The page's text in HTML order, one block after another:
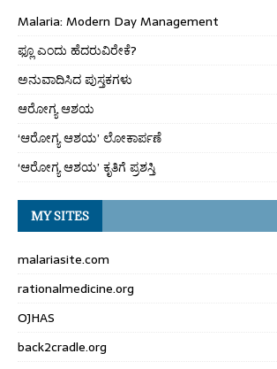
Malaria: Modern Day Management
ಫ್ಲೂ ಎಂದು ಹೆದರುವಿರೇಕೆ?
ಅನುವಾದಿಸಿದ ಪುಸ್ತಕಗಳು
ಆರೋಗ್ಯ ಆಶಯ
‘ಆರೋಗ್ಯ ಆಶಯ’ ಲೋಕಾರ್ಪಣೆ
‘ಆರೋಗ್ಯ ಆಶಯ’ ಕೃತಿಗೆ ಪ್ರಶಸ್ತಿ
MY SITES
malariasite.com
rationalmedicine.org
OJHAS
back2cradle.org